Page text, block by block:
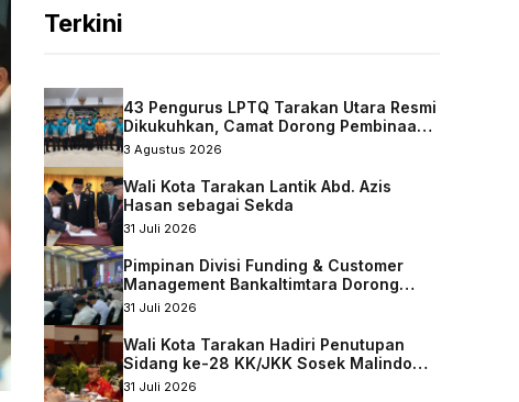
Terkini
43 Pengurus LPTQ Tarakan Utara Resmi
Dikukuhkan, Camat Dorong Pembinaan
Qurani Berkelanjutan
3 Agustus 2026
Wali Kota Tarakan Lantik Abd. Azis
Hasan sebagai Sekda
31 Juli 2026
Pimpinan Divisi Funding & Customer
Management Bankaltimtara Dorong
Percepatan Digitalisasi Keuangan di
31 Juli 2026
Wali Kota Tarakan Hadiri Penutupan
Sidang ke-28 KK/JKK Sosek Malindo
Tingkat Kaltara–Sabah
31 Juli 2026